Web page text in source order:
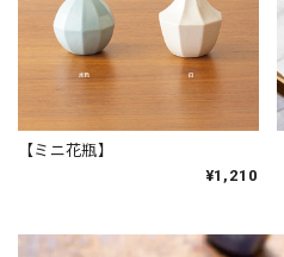
【ミニ花瓶】
¥1,210